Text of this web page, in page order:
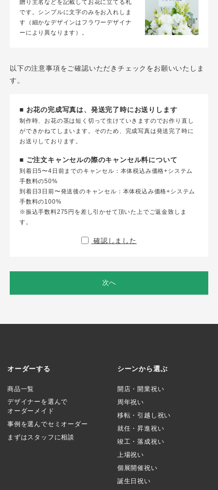
贈り主名などを記載してお花に立てる札
です。シンプルに文字のみをお入れしま
す（細かなデザインはフラワーデザイナ
ーにより異なります）。
以下の注意事項をご確認いただきチェックをお願いいたしま
す。
■ お花の完成写真は、発送完了時にお送りします
制作時、お花の茎は短く切って生けていきますのでお作り直し
ができかねてしまいます。そのため、完成写真は発送完了時に
お送りしております。
■ ご注文キャンセルの際のキャンセル料について
到着日5〜4日前までのキャンセル：本体税込み価格+システム
手数料の50%
到着日3日前〜発送後のキャンセル：本体税込み価格+システム
手数料の100%
※振込手数料275円を差し引かせて頂いた上でご返金致しま
す。
確認しました
次へ
オーダーする
商品一覧
デザイナーを選んで
オーダーメイド
事例を選んでセミオーダー
まずはスタッフに相談
シーンから選ぶ
開店・開業祝い
周年祝い
移転・引越し祝い
就任・昇進祝い
竣工・落成祝い
上場祝い
個展開催祝い
誕生日祝い